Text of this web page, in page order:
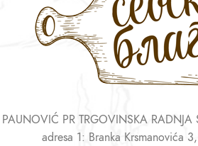
PR TRGOVINSKA
adresa 1: Branka Krsmanovića